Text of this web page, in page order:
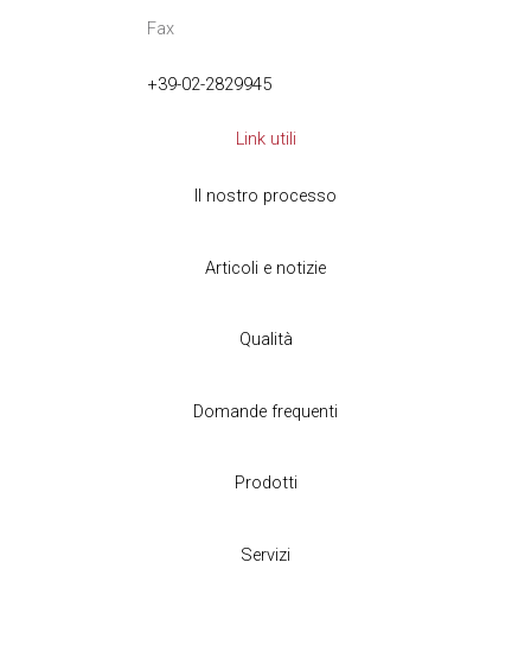
Fax
+39-02-2829945
Link utili
Il nostro processo
Articoli e notizie
Qualità
Domande frequenti
Prodotti
Servizi